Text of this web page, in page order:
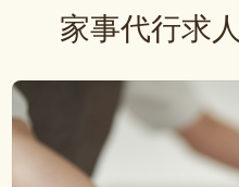
家事代行求